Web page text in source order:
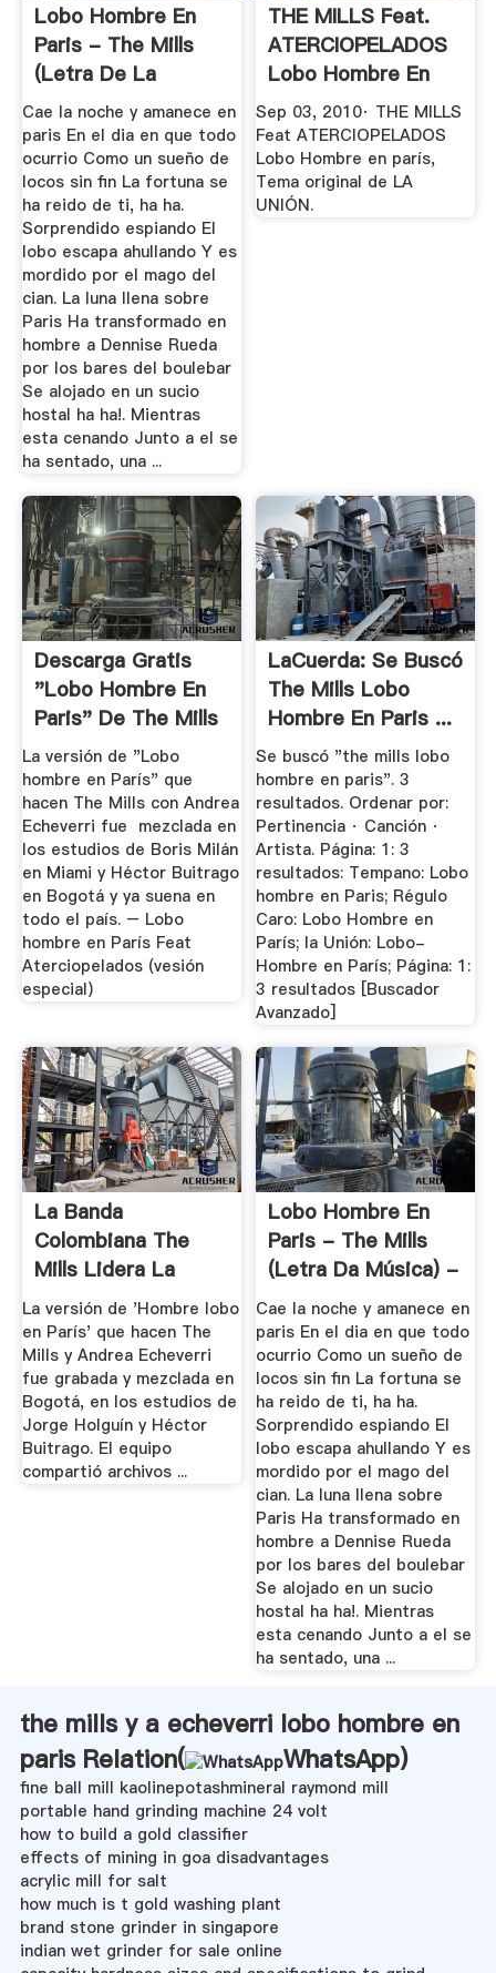
Lobo Hombre En
Paris - The Mills
(letra De La
Canción ...
Cae la noche y amanece en
paris En el dia en que todo
ocurrio Como un sueño de
locos sin fin La fortuna se
ha reido de ti, ha ha.
Sorprendido espiando El
lobo escapa ahullando Y es
mordido por el mago del
cian. La luna llena sobre
Paris Ha transformado en
hombre a Dennise Rueda
por los bares del boulebar
Se alojado en un sucio
hostal ha ha!. Mientras
esta cenando Junto a el se
ha sentado, una ...
THE MILLS Feat.
ATERCIOPELADOS
Lobo Hombre En
París - YouTube
Sep 03, 2010· THE MILLS
Feat ATERCIOPELADOS
Lobo Hombre en parís,
Tema original de LA
UNIÓN.
Descarga Gratis
"Lobo Hombre En
Paris" De The Mills
La versión de "Lobo
hombre en París" que
hacen The Mills con Andrea
Echeverri fue mezclada en
los estudios de Boris Milán
en Miami y Héctor Buitrago
en Bogotá y ya suena en
todo el país. – Lobo
hombre en París Feat
Aterciopelados (vesión
especial)
LaCuerda: Se Buscó
The Mills Lobo
Hombre En Paris ...
Se buscó "the mills lobo
hombre en paris". 3
resultados. Ordenar por:
Pertinencia · Canción ·
Artista. Página: 1: 3
resultados: Tempano: Lobo
hombre en Paris; Régulo
Caro: Lobo Hombre en
París; la Unión: Lobo-
Hombre en París; Página: 1:
3 resultados [Buscador
Avanzado]
La Banda
Colombiana The
Mills Lidera La
Radio Local Con Su
...
La versión de 'Hombre lobo
en París' que hacen The
Mills y Andrea Echeverri
fue grabada y mezclada en
Bogotá, en los estudios de
Jorge Holguín y Héctor
Buitrago. El equipo
compartió archivos ...
Lobo Hombre En
Paris - The Mills
(letra Da Música) -
Cifra ...
Cae la noche y amanece en
paris En el dia en que todo
ocurrio Como un sueño de
locos sin fin La fortuna se
ha reido de ti, ha ha.
Sorprendido espiando El
lobo escapa ahullando Y es
mordido por el mago del
cian. La luna llena sobre
Paris Ha transformado en
hombre a Dennise Rueda
por los bares del boulebar
Se alojado en un sucio
hostal ha ha!. Mientras
esta cenando Junto a el se
ha sentado, una ...
the mills y a echeverri lobo hombre en
paris Relation(
WhatsApp)
fine ball mill kaolinepotashmineral raymond mill
portable hand grinding machine 24 volt
how to build a gold classifier
effects of mining in goa disadvantages
acrylic mill for salt
how much is t gold washing plant
brand stone grinder in singapore
indian wet grinder for sale online